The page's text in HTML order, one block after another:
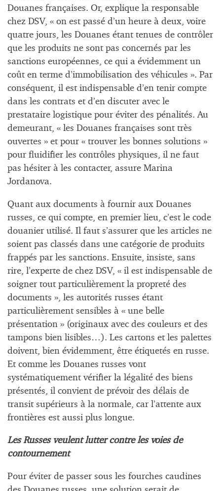
Douanes françaises. Or, explique la responsable
chez DSV, « on est passé d’un heure à deux, voire
quatre jours, les Douanes étant tenues de contrôler
que les produits ne sont pas concernés par les
sanctions européennes, ce qui a évidemment un
coût en terme d’immobilisation des véhicules ». Par
conséquent, il est indispensable d’en tenir compte
dans les contrats et d’en discuter avec le
prestataire logistique pour éviter des pénalités. Au
demeurant, « les Douanes françaises sont très
ouvertes » et pour « trouver les bonnes solutions »
pour fluidifier les contrôles physiques, il ne faut
pas hésiter à les contacter, assure Marina
Jordanova.
Quant aux documents à fournir aux Douanes
russes, ce qui compte, en premier lieu, c’est le code
douanier utilisé. Il faut s’assurer que les articles ne
soient pas classés dans une catégorie de produits
frappés par les sanctions. Ensuite, insiste, sans
rire, l’experte de chez DSV, « il est indispensable de
soigner tout particulièrement la propreté des
documents », les autorités russes étant
particulièrement sensibles à « une belle
présentation » (originaux avec des couleurs et des
tampons bien lisibles…). Les cartons et les palettes
doivent, bien évidemment, être étiquetés en russe.
Et comme les Douanes russes vont
systématiquement vérifier la légalité des biens
présentés, il convient de prévoir des délais de
transit supérieurs à la normale, car l’attente aux
frontières est aussi plus longue.
Les Russes veulent lutter contre les voies de
contournement
Pour éviter de passer sous les fourches caudines